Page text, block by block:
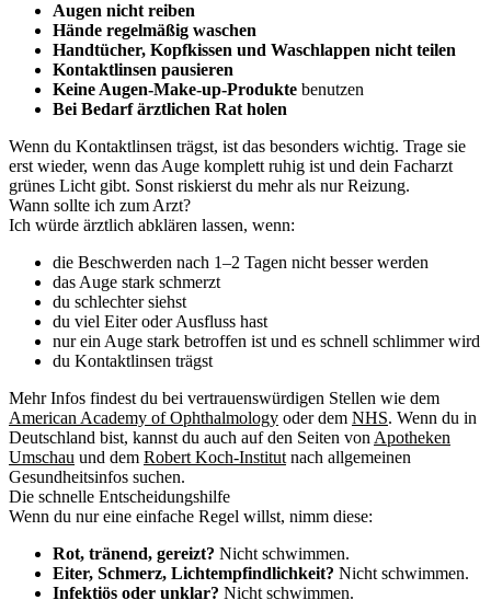
Augen nicht reiben
Hände regelmäßig waschen
Handtücher, Kopfkissen und Waschlappen nicht teilen
Kontaktlinsen pausieren
Keine Augen-Make-up-Produkte benutzen
Bei Bedarf ärztlichen Rat holen
Wenn du Kontaktlinsen trägst, ist das besonders wichtig. Trage sie
erst wieder, wenn das Auge komplett ruhig ist und dein Facharzt
grünes Licht gibt. Sonst riskierst du mehr als nur Reizung.
Wann sollte ich zum Arzt?
Ich würde ärztlich abklären lassen, wenn:
die Beschwerden nach 1–2 Tagen nicht besser werden
das Auge stark schmerzt
du schlechter siehst
du viel Eiter oder Ausfluss hast
nur ein Auge stark betroffen ist und es schnell schlimmer wird
du Kontaktlinsen trägst
Mehr Infos findest du bei vertrauenswürdigen Stellen wie dem
American Academy of Ophthalmology oder dem NHS. Wenn du in
Deutschland bist, kannst du auch auf den Seiten von Apotheken
Umschau und dem Robert Koch-Institut nach allgemeinen
Gesundheitsinfos suchen.
Die schnelle Entscheidungshilfe
Wenn du nur eine einfache Regel willst, nimm diese:
Rot, tränend, gereizt? Nicht schwimmen.
Eiter, Schmerz, Lichtempfindlichkeit? Nicht schwimmen.
Infektiös oder unklar? Nicht schwimmen.